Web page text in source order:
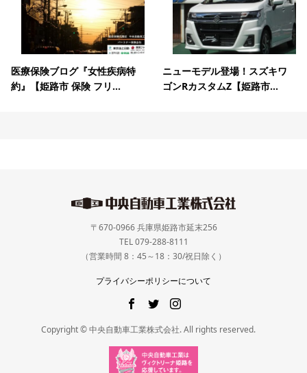
医療保険ブログ『女性疾病特
約』【姫路市 保険 フリ...
ニューモデル登場！スズキワ
ゴンRカスタムZ【姫路市...
〒670-0966 兵庫県姫路市延末256
TEL 079-288-8111
（営業時間 8：45～18：30/祝日除く）
プライバシーポリシーについて
Copyright © 中央自動車工業株式会社. All rights reserved.